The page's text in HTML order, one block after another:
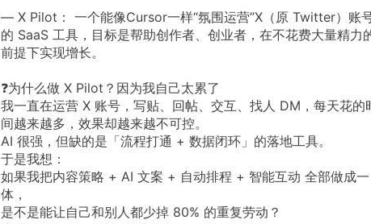
— X Pilot： 一个能像Cursor一样“氛围运营”X（原 Twitter）账
的 SaaS 工具，目标是帮助创作者、创业者，在不花费大量精力
前提下实现增长。
❓为什么做 X Pilot？因为我自己太累了
我一直在运营 X 账号，写贴、回帖、交互、找人 DM，每天花的
间越来越多，效果却越来越不可控。
AI 很强，但缺的是「流程打通 + 数据闭环」的落地工具。
于是我想：
如果我把内容策略 + AI 文案 + 自动排程 + 智能互动 全部做成一
体，
是不是能让自己和别人都少掉 80% 的重复劳动？